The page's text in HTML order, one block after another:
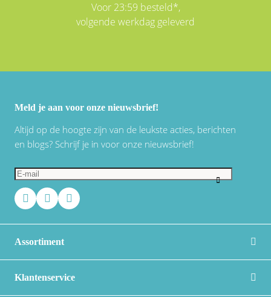
Voor 23:59 besteld*,
volgende werkdag geleverd
Meld je aan voor onze nieuwsbrief!
Altijd op de hoogte zijn van de leukste acties, berichten
en blogs? Schrijf je in voor onze nieuwsbrief!
Assortiment
Klantenservice